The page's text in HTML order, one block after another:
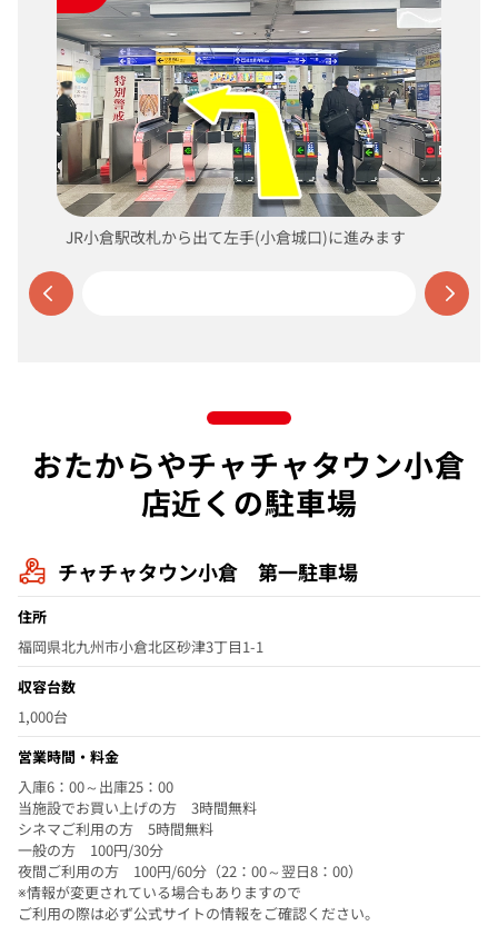
JR小倉駅改札から出て左手(小倉城口)に進みます
おたからやチャチャタウン小倉
店近くの駐車場
チャチャタウン小倉 第一駐車場
住所
福岡県北九州市小倉北区砂津3丁目1-1
収容台数
1,000台
営業時間・料金
入庫6：00～出庫25：00
当施設でお買い上げの方 3時間無料
シネマご利用の方 5時間無料
一般の方 100円/30分
夜間ご利用の方 100円/60分（22：00～翌日8：00）
※情報が変更されている場合もありますので
ご利用の際は必ず公式サイトの情報をご確認ください。